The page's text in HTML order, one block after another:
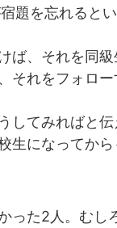
題を忘れると
ば、それを同級
それをフォロ
してみればと
生になってから
った2人。むし